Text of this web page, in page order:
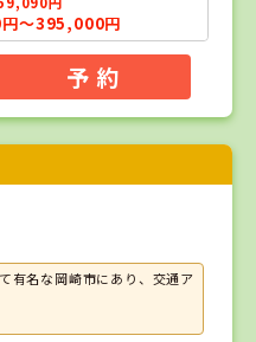
～395,000円
予 約
有名な岡崎市にあり、交通ア